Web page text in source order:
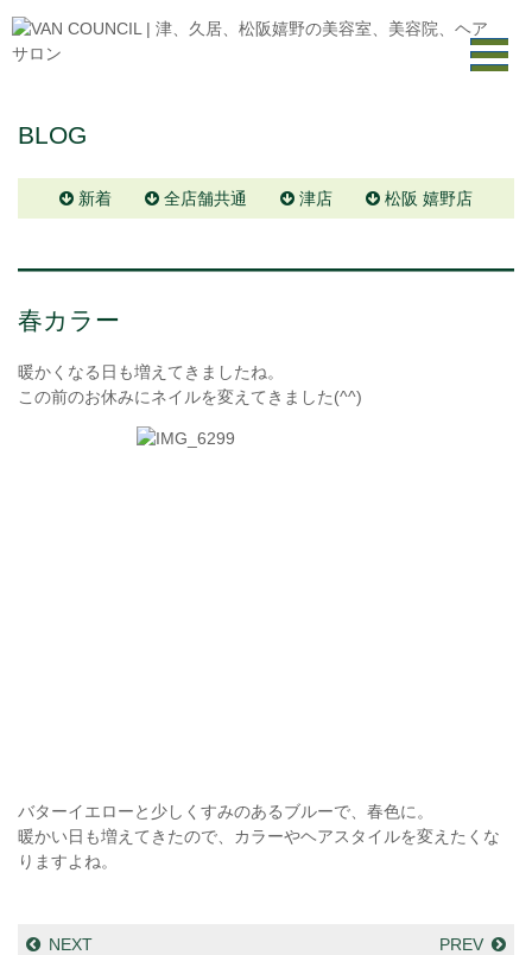
BLOG
新着 全店舗共通 津店 松阪 嬉野店
春カラー
暖かくなる日も増えてきましたね。
この前のお休みにネイルを変えてきました(^^)
バターイエローと少しくすみのあるブルーで、春色に。
暖かい日も増えてきたので、カラーやヘアスタイルを変えたくな
りますよね。
NEXT PREV